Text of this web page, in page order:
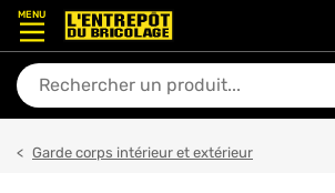
MENU
En quoi puis-je vous aider ?
Garde corps intérieur et extérieur